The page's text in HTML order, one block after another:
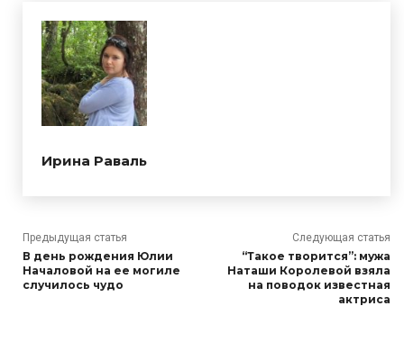
Ирина Раваль
Предыдущая статья
В день рождения Юлии
Началовой на ее могиле
случилось чудо
Следующая статья
“Такое творится”: мужа
Наташи Королевой взяла
на поводок известная
актриса